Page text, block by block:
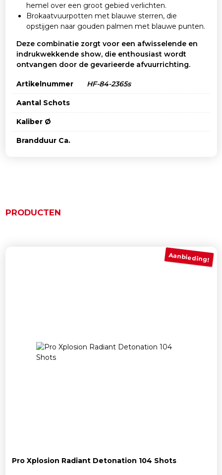
hemel over een groot gebied verlichten.
Brokaatvuurpotten met blauwe sterren, die
opstijgen naar gouden palmen met blauwe punten.
Deze combinatie zorgt voor een afwisselende en
indrukwekkende show, die enthousiast wordt
ontvangen door de gevarieerde afvuurrichting.
Artikelnummer HF-84-2365s
Aantal Schots
Kaliber Ø
Brandduur Ca.
PRODUCTEN
Aanbieding!
Pro Xplosion Radiant Detonation 104 Shots